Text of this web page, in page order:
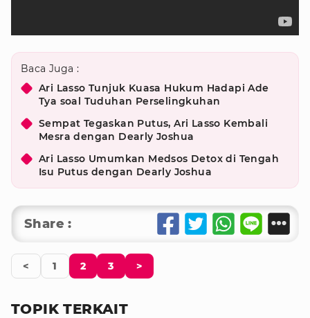
Baca Juga :
Ari Lasso Tunjuk Kuasa Hukum Hadapi Ade
Tya soal Tuduhan Perselingkuhan
Sempat Tegaskan Putus, Ari Lasso Kembali
Mesra dengan Dearly Joshua
Ari Lasso Umumkan Medsos Detox di Tengah
Isu Putus dengan Dearly Joshua
Share :
< 1 2 3 >
TOPIK TERKAIT